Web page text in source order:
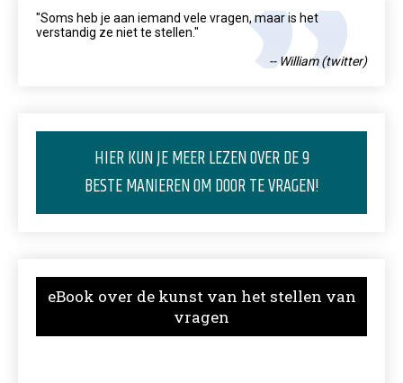
"Soms heb je aan iemand vele vragen, maar is het
verstandig ze niet te stellen."
-- William (twitter)
HIER KUN JE MEER LEZEN OVER DE 9
BESTE MANIEREN OM DOOR TE VRAGEN!
eBook over de kunst van het stellen van
vragen